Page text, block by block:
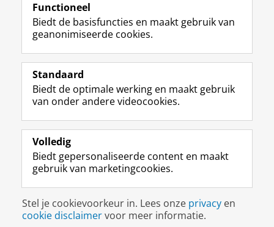
Volg de RUG
F
a
e
b
o
p
a
i
n
a
L
i
k
e
I
-
p
g
i
n
R
S
-
f
e
R
k
s
u
I
n
t
r
m
c
c
o
Y
o
T
e
k
a
a
Studiekiezers
Alumni
Over ons
Disclaimer & Copyright
Inloggen
Functioneel
Biedt de basisfuncties en maakt gebruik van
geanonimiseerde cookies.
Standaard
Biedt de optimale werking en maakt gebruik
van onder andere videocookies.
Volledig
Biedt gepersonaliseerde content en maakt
gebruik van marketingcookies.
Stel je cookievoorkeur in. Lees onze privacy en
cookie disclaimervoor meer informatie.